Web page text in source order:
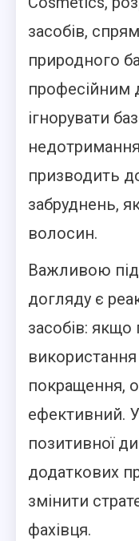
засобів,
природного
професійним
ігнорувати
призводить
забруднень,
волосин.
Важливою
догляду є
засобів: якщо
використання
покращення,
ефективний. У
позитивної
додаткових
змінити
фахівця.